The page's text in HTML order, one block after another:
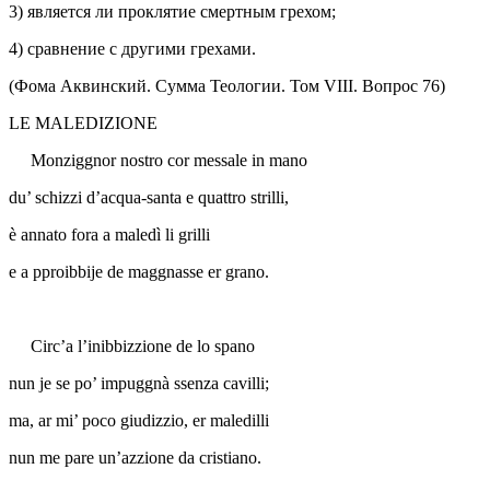
3) является ли проклятие смертным грехом;
4) сравнение с другими грехами.
(Фома Аквинский. Сумма Теологии. Том VIII. Вопрос 76)
LE MALEDIZIONE
Monziggnor nostro cor messale in mano
du’ schizzi d’acqua-santa e quattro strilli,
è annato fora a maledì li grilli
e a pproibbije de maggnasse er grano.
Circ’a l’inibbizzione de lo spano
nun je se po’ impuggnà ssenza cavilli;
ma, ar mi’ poco giudizzio, er maledilli
nun me pare un’azzione da cristiano.